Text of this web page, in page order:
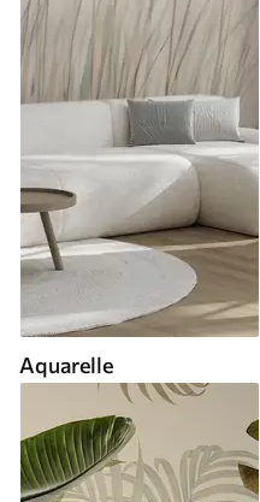
Aquarelle